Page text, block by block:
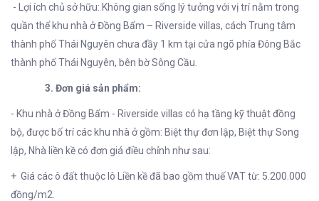
- Lợi ích chủ sở hữu: Không gian sống lý tưởng với vị trí nằm trong
quần thể khu nhà ở Đồng Bẩm – Riverside villas, cách Trung tâm
thành phố Thái Nguyên chưa đầy 1 km tại cửa ngõ phía Đông Bắc
thành phố Thái Nguyên, bên bờ Sông Cầu.
3. Đơn giá sản phẩm:
- Khu nhà ở Đồng Bẩm - Riverside villas có hạ tầng kỹ thuật đồng
bộ, được bố trí các khu nhà ở gồm: Biệt thự đơn lập, Biệt thự Song
lập, Nhà liền kề có đơn giá điều chỉnh như sau:
+ Giá các ô đất thuộc lô Liền kề đã bao gồm thuế VAT từ: 5.200.000
đồng/m2.